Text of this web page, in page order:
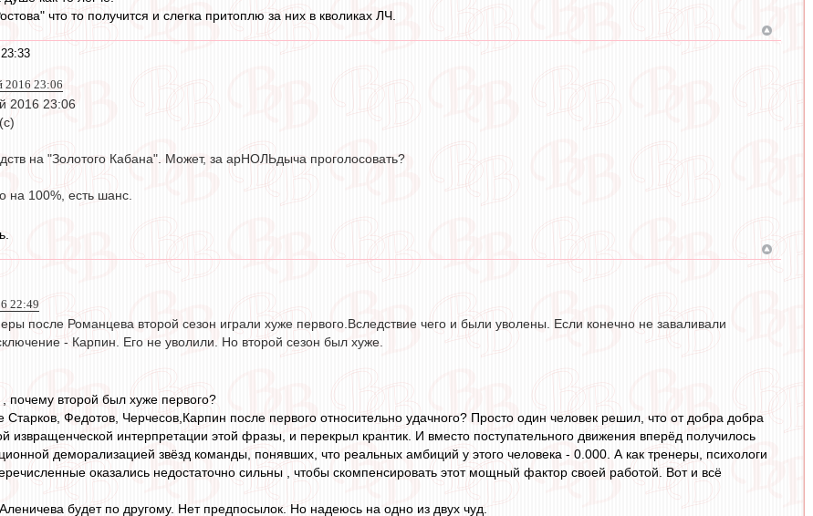
что то получится и слегка притоплю за них в кволиках ЛЧ.
2016 23:06
2016 23:06
на "Золотого Кабана". Может, за арНОЛЬдыча проголосовать?
на 100%, есть шанс.
22:49
после Романцева второй сезон играли хуже первого.Вследствие чего и были уволены. Если конечно не заваливали
- Карпин. Его не уволили. Но второй сезон был хуже.
второй был хуже первого?
Старков, Федотов, Черчесов,Карпин после первого относительно удачного? Просто один человек решил, что от добра добра
извращенческой интерпретации этой фразы, и перекрыл крантик. И вместо поступательного движения вперёд получилось
деморализацией звёзд команды, понявших, что реальных амбиций у этого человека - 0.000. А как тренеры, психологи
оказались недостаточно сильны , чтобы скомпенсировать этот мощный фактор своей работой. Вот и всё
будет по другому. Нет предпосылок. Но надеюсь на одно из двух чуд.